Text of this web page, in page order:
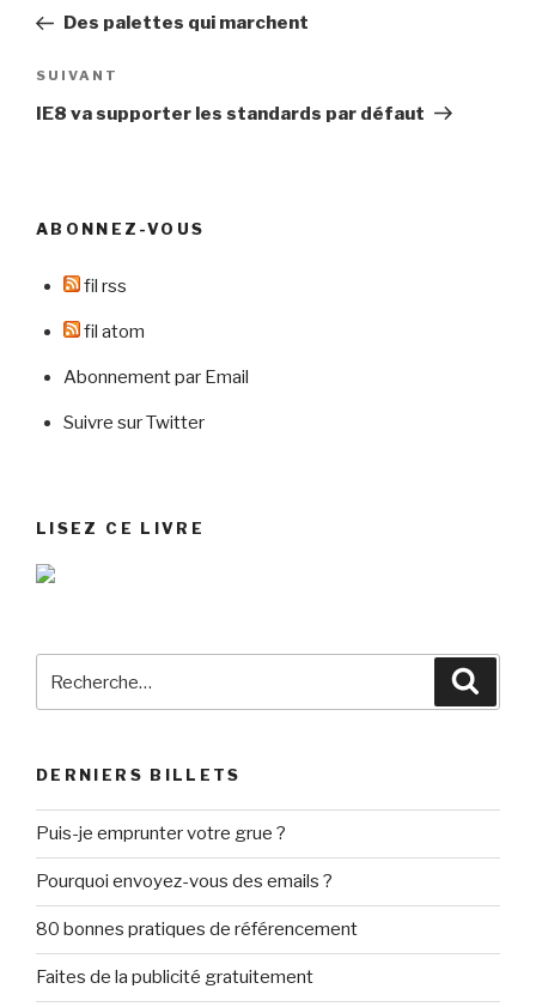
l’article
précédent
Des palettes qui marchent
Article
suivant
SUIVANT
IE8 va supporter les standards par défaut
ABONNEZ-VOUS
fil rss
fil atom
Abonnement par Email
Suivre sur Twitter
LISEZ CE LIVRE
pour
DERNIERS BILLETS
Puis-je emprunter votre grue ?
Pourquoi envoyez-vous des emails ?
80 bonnes pratiques de référencement
Faites de la publicité gratuitement